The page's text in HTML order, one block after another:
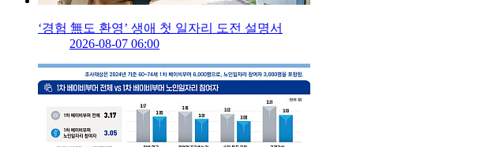
‘경험 無도 환영’ 생애 첫 일자리 도전 설명서
2026-08-07 06:00